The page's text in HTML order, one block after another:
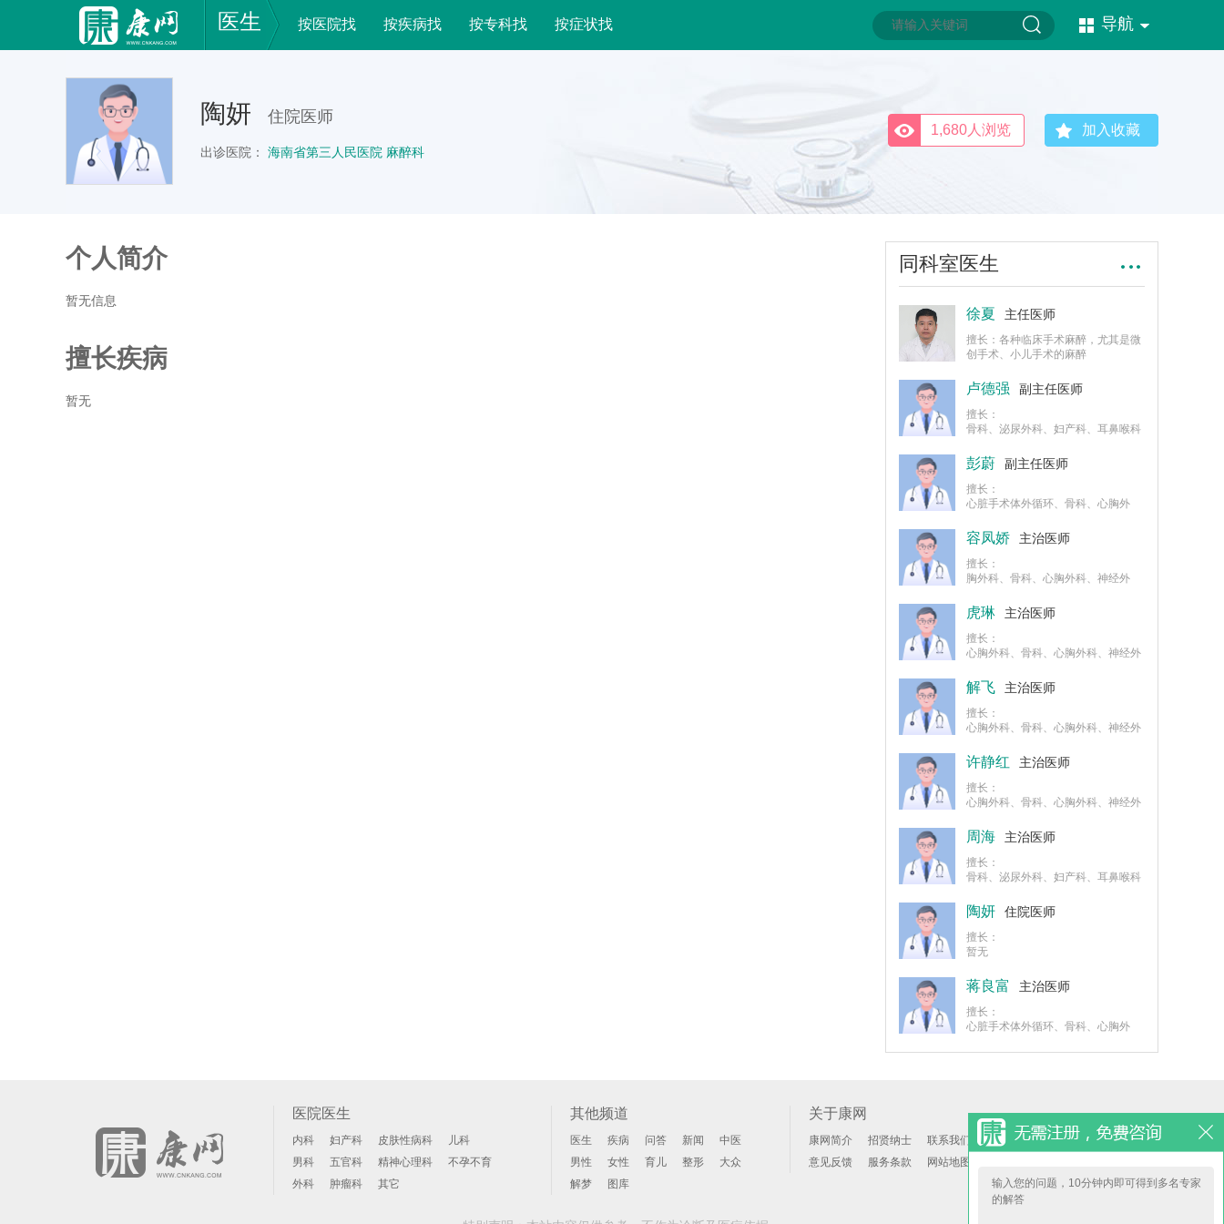
医生 按医院找 按疾病找 按专科找 按症状找 导航
陶妍 住院医师
出诊医院： 海南省第三人民医院 麻醉科
加入收藏
1,680人浏览
个人简介
暂无信息
擅长疾病
暂无
同科室医生
徐夏 主任医师
擅长：各种临床手术麻醉，尤其是微
创手术、小儿手术的麻醉
卢德强 副主任医师
擅长：
骨科、泌尿外科、妇产科、耳鼻喉科
彭蔚 副主任医师
擅长：
心脏手术体外循环、骨科、心胸外
容凤娇 主治医师
擅长：
胸外科、骨科、心胸外科、神经外
神经阻滞麻醉
虎琳 主治医师
擅长：
心胸外科、骨科、心胸外科、神经外
神经阻滞麻醉
解飞 主治医师
擅长：
心胸外科、骨科、心胸外科、神经外
许静红 主治医师
擅长：
心胸外科、骨科、心胸外科、神经外
周海 主治医师
擅长：
骨科、泌尿外科、妇产科、耳鼻喉科
陶妍 住院医师
擅长：
暂无
蒋良富 主治医师
擅长：
心脏手术体外循环、骨科、心胸外
支镜、电子镜引导下支气管置管
医院医生
内科 妇产科 皮肤性病科
儿科
男科
五官科 精神心理科
不孕不育
外科
肿瘤科 其它
其他频道
医生 疾病 问答 新闻
中医
男性
女性 育儿 整形
大众
解梦
图库
关于康网
康网简介 招贤纳士
联系我们
意见反馈
服务条款 网站地图